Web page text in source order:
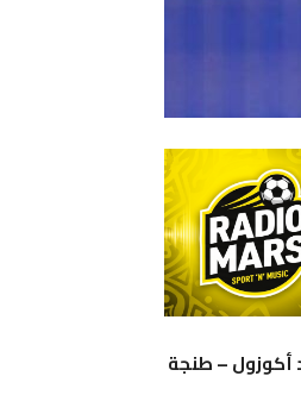
– طنجة